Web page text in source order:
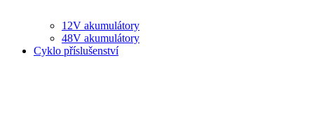
12V akumulátory
48V akumulátory
Cyklo příslušenství